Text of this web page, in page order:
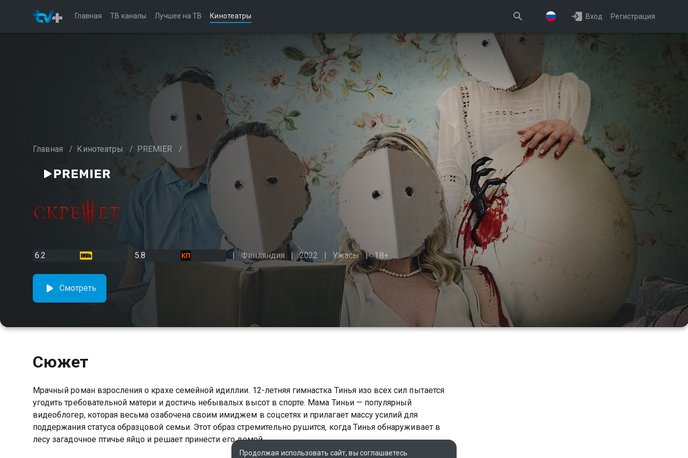
Главная ТВ каналы Лучшее на ТВ Кинотеатры Вход Регистрация
Главная / Кинотеатры / PREMIER /
6.2 5.8 Финляндия 2022 Ужасы 18+
Скрежет
Смотреть
Сюжет
Мрачный роман взросления о крахе семейной идиллии. 12-летняя гимнастка Тинья изо всех сил пытается
угодить требовательной матери и достичь небывалых высот в спорте. Мама Тиньи — популярный
видеоблогер, которая весьма озабочена своим имиджем в соцсетях и прилагает массу усилий для
поддержания статуса образцовой семьи. Этот образ стремительно рушится, когда Тинья обнаруживает в
лесу загадочное птичье яйцо и решает принести его домой.
Продолжая использовать сайт, вы соглашаетесь